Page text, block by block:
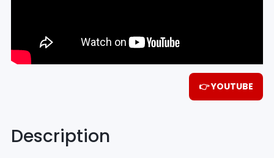
👉 YOUTUBE
Description